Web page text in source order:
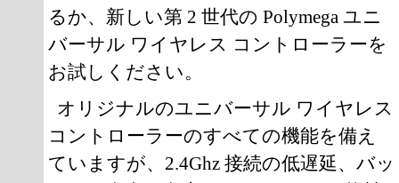
るか、新しい第 2 世代の Polymega ユニ
バーサル ワイヤレス コントローラーを
お試しください。
オリジナルのユニバーサル ワイヤレス
コントローラーのすべての機能を備え
ていますが、2.4Ghz 接続の低遅延、バッ